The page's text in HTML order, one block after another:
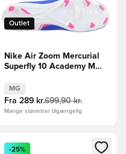
Outlet
Nike Air Zoom Mercurial
Superfly 10 Academy MG
MG
Fra 289 kr.699,90 kr.
Mange størrelser tilgængelig
eller tilmelde dig som
Åbner en Modal til at logge
-25%